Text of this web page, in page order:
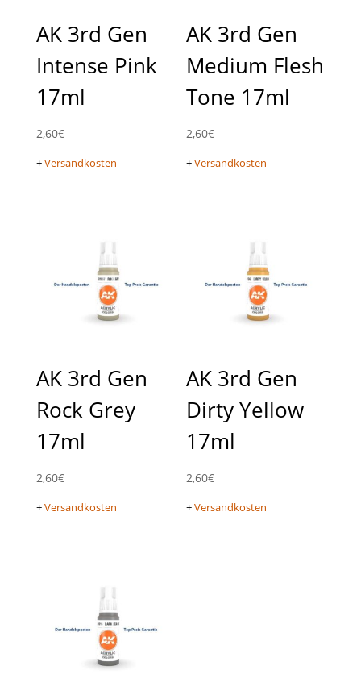
AK 3rd Gen
Intense Pink
17ml
2,60€
+Versandkosten
AK 3rd Gen
Medium Flesh
Tone 17ml
2,60€
+Versandkosten
AK 3rd Gen
Rock Grey
17ml
2,60€
+Versandkosten
AK 3rd Gen
Dirty Yellow
17ml
2,60€
+Versandkosten